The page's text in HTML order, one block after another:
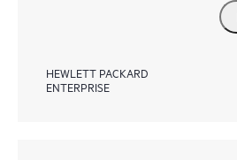
HEWLETT PACKARD
ENTERPRISE